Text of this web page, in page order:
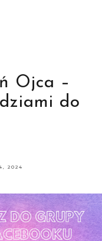
Ojca –
do
2024